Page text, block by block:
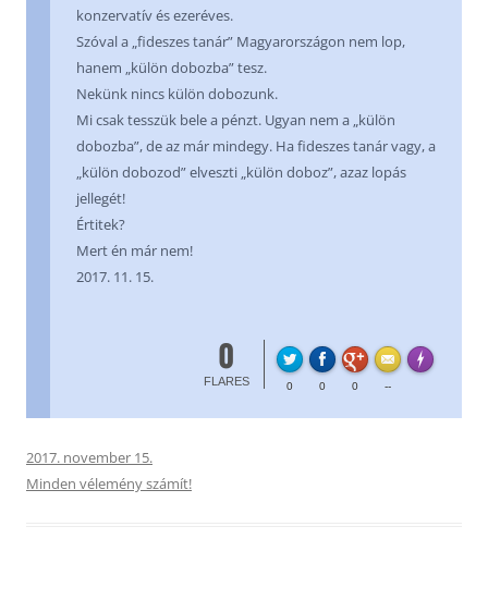
konzervatív és ezeréves.
Szóval a „fideszes tanár” Magyarországon nem lop,
hanem „külön dobozba” tesz.
Nekünk nincs külön dobozunk.
Mi csak tesszük bele a pénzt. Ugyan nem a „külön
dobozba”, de az már mindegy. Ha fideszes tanár vagy, a
„külön dobozod” elveszti „külön doboz”, azaz lopás
jellegét!
Értitek?
Mert én már nem!
2017. 11. 15.
0
FLARES 0 0 0 --
Made with
2017. november 15.
Minden vélemény számít!